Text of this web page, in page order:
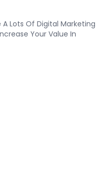
Lots Of Digital Marketing
Your Value In